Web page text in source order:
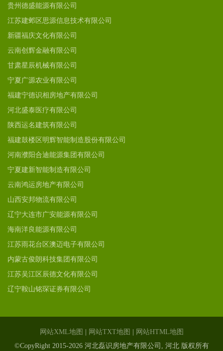
贵州德盛能源有限公司
江苏建邺区思源信息技术有限公司
新疆福庆文化有限公司
云南创辉金融有限公司
甘肃星辰机械有限公司
宁夏广源农业有限公司
福建宁德识相房地产有限公司
河北盛泰医疗有限公司
陕西运名建筑有限公司
福建鼓楼区明辉智能制造股份有限公司
河南濮阳合迪能源集团有限公司
宁夏建新智能制造有限公司
云南鸿运房地产有限公司
山西安邦物流有限公司
辽宁大连市广安能源有限公司
海南洋良能源有限公司
江苏雨花台区澳迈电子有限公司
内蒙古俊朗科技集团有限公司
江苏吴江区辰德文化有限公司
辽宁鞍山铭琛证券有限公司
网站XML地图 网站TXT地图
网站HTML地图
©CopyRight 2015-2026 河北磊识房地产有限公司, 河北 版权所有